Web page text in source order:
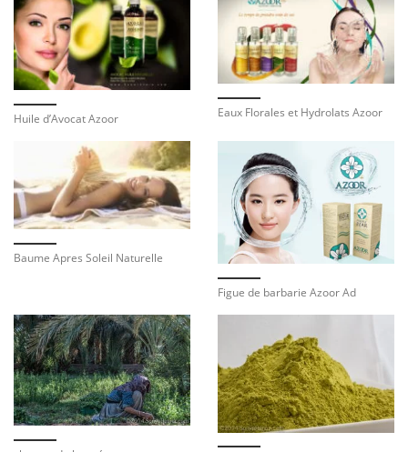
Huile d’Avocat Azoor Eaux Florales et Hydrolats Azoor
Baume Apres Soleil Naturelle
Figue de barbarie Azoor Ad